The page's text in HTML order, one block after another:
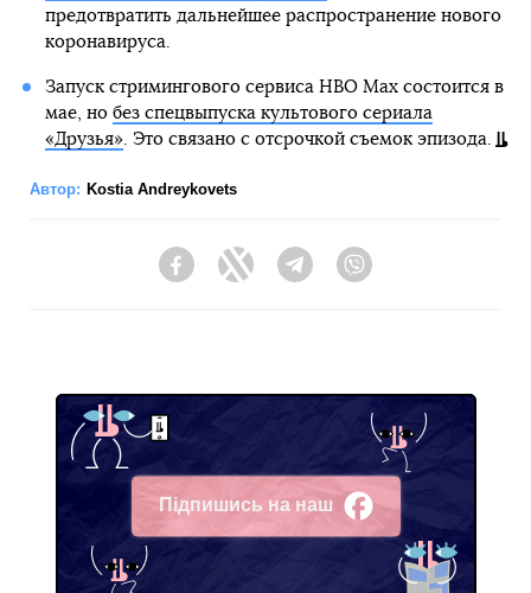
предотвратить дальнейшее распространение нового
коронавируса.
Запуск стримингового сервиса HBO Max состоится в
мае, но без спецвыпуска культового сериала
«Друзья». Это связано с отсрочкой съемок эпизода.
Автор: Kostia Andreykovets
FacebookTwitter Telegram
Підпишись на наш
Facebook